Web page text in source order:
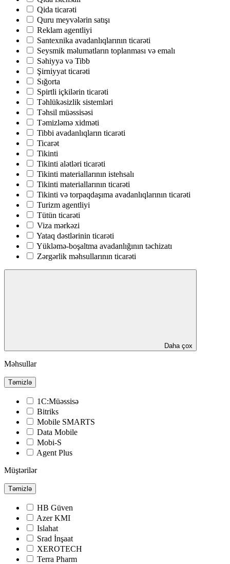
Qida ticarəti
Quru meyvələrin satışı
Reklam agentliyi
Santexnika avadanlıqlarının ticarəti
Seysmik məlumatların toplanması və emalı
Səhiyyə və Tibb
Şirniyyat ticarəti
Sığorta
Spirtli içkilərin ticarəti
Təhlükəsizlik sistemləri
Təhsil müəssisəsi
Təmizləmə xidməti
Tibbi avadanlıqların ticarəti
Ticarət
Tikinti
Tikinti alətləri ticarəti
Tikinti materiallarının istehsalı
Tikinti materiallarının ticarəti
Tikinti və torpaqdaşıma avadanlıqlarının ticarəti
Turizm agentliyi
Tütün ticarəti
Viza mərkəzi
Yataq dəstlərinin ticarəti
Yükləmə-boşaltma avadanlığının təchizatı
Zərgərlik məhsullarının ticarəti
Daha çox
Məhsullar
Təmizlə
1C:Müəssisə
Bitriks
Mobile SMARTS
Data Mobile
Mobi-S
Agent Plus
Müştərilər
Təmizlə
HB Güven
Azer KMI
Islahat
Srad İnşaat
XEROTECH
Terra Pharm